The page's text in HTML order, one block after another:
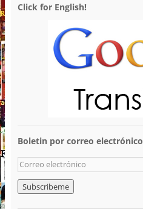
Click for English!
Boletin por correo electrónico